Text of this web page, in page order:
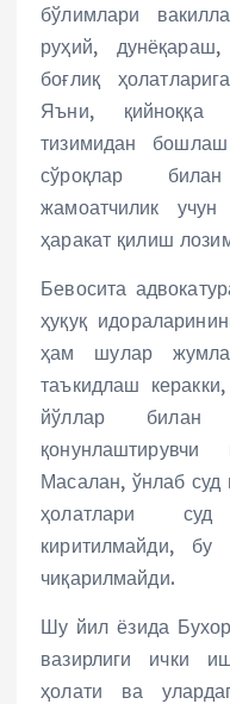
бўлимлари
руҳий,
боғлиқ
Яъни, қийноққа
тизимидан
сўроқлар
жамоатчилик
ҳаракат қилиш
Бевосита
ҳуқуқ
ҳам шулар
таъкидлаш
йўллар билан
Масалан, ўнлаб суд
ҳолатлари
киритилмайди,
чиқарилмайди.
Шу йил ёзида
вазирлиги ички
ҳолати ва